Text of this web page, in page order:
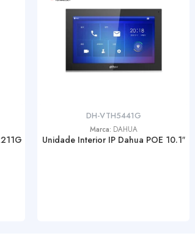
DH-VTH5441G
Marca: DAHUA
Unidade Interior IP Dahua POE 10.1″